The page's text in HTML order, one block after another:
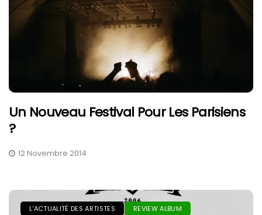
Un Nouveau Festival Pour Les Parisiens
?
12 Novembre 2014
L'ACTUALITÉ DES ARTISTES REVIEW ALBUM